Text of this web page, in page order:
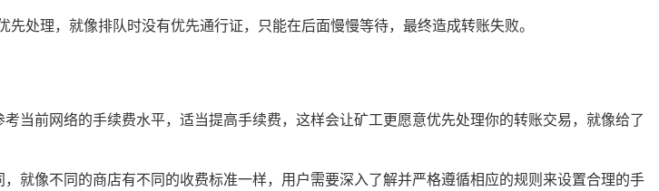
处理，就像排队时没有优先通行证，只能在后面慢慢等待，最终造成转账失败。
当前网络的手续费水平，适当提高手续费，这样会让矿工更愿意优先处理你的转账交易，就像给了
就像不同的商店有不同的收费标准一样，用户需要深入了解并严格遵循相应的规则来设置合理的手